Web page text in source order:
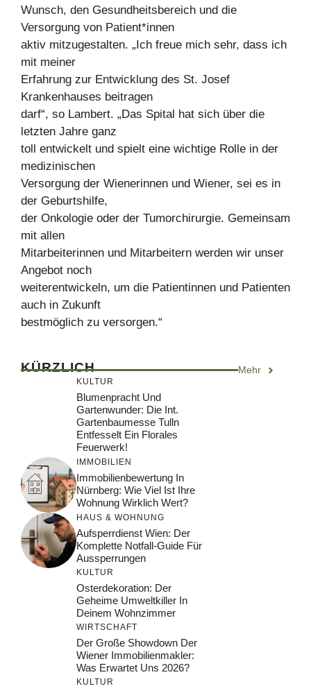
Wunsch, den Gesundheitsbereich und die
Versorgung von Patient*innen
aktiv mitzugestalten. „Ich freue mich sehr, dass ich
mit meiner
Erfahrung zur Entwicklung des St. Josef
Krankenhauses beitragen
darf“, so Lambert. „Das Spital hat sich über die
letzten Jahre ganz
toll entwickelt und spielt eine wichtige Rolle in der
medizinischen
Versorgung der Wienerinnen und Wiener, sei es in
der Geburtshilfe,
der Onkologie oder der Tumorchirurgie. Gemeinsam
mit allen
Mitarbeiterinnen und Mitarbeitern werden wir unser
Angebot noch
weiterentwickeln, um die Patientinnen und Patienten
auch in Zukunft
bestmöglich zu versorgen.“
KÜRZLICH Mehr
KULTUR
Blumenpracht Und
Gartenwunder: Die Int.
Gartenbaumesse Tulln
Entfesselt Ein Florales
Feuerwerk!
IMMOBILIEN
Immobilienbewertung In
Nürnberg: Wie Viel Ist Ihre
Wohnung Wirklich Wert?
HAUS & WOHNUNG
Aufsperrdienst Wien: Der
Komplette Notfall-Guide Für
Aussperrungen
KULTUR
Osterdekoration: Der
Geheime Umweltkiller In
Deinem Wohnzimmer
WIRTSCHAFT
Der Große Showdown Der
Wiener Immobilienmakler:
Was Erwartet Uns 2026?
KULTUR